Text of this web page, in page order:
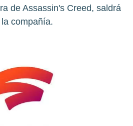
de Assassin's Creed, saldrá
compañía.